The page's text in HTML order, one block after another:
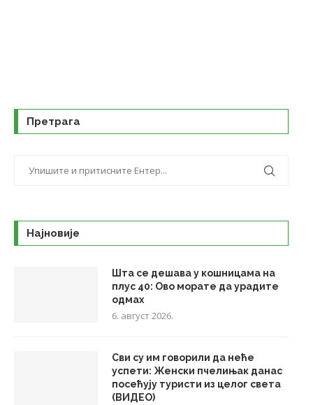
Претрага
Најновије
Шта се дешава у кошницама на
плус 40: Ово морате да урадите
одмах
6. август 2026.
Сви су им говорили да неће
успети: Женски пчелињак данас
посећују туристи из целог света
(ВИДЕО)